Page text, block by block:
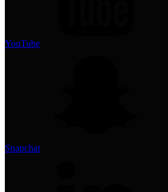
YouTube
Snapchat